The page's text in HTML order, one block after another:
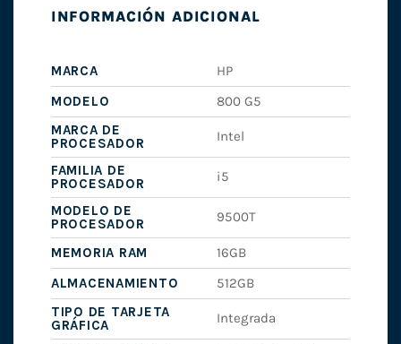
INFORMACIÓN ADICIONAL
MARCA
HP
MODELO
800 G5
MARCA DE
PROCESADOR
Intel
FAMILIA DE
PROCESADOR
i5
MODELO DE
PROCESADOR
9500T
MEMORIA RAM
16GB
ALMACENAMIENTO
512GB
TIPO DE TARJETA
GRÁFICA
Integrada